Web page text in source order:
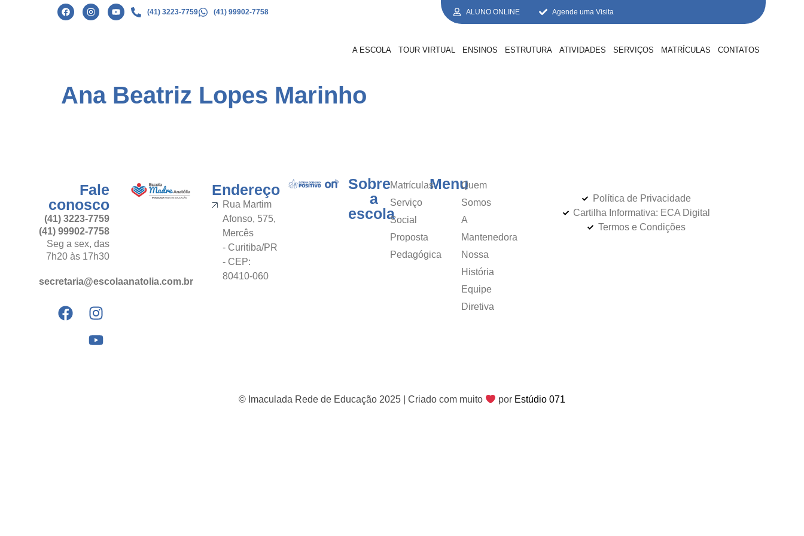
(41) 3223-7759 (41) 99902-7758 ALUNO ONLINE Agende uma Visita
A ESCOLA TOUR VIRTUAL ENSINOS ESTRUTURA ATIVIDADES SERVIÇOS MATRÍCULAS CONTATOS
Ana Beatriz Lopes Marinho
Fale
conosco
(41) 3223-7759
(41) 99902-7758
Seg a sex, das
7h20 às 17h30
secretaria@escolaanatolia.com.br
Endereço
Rua Martim
Afonso, 575,
Mercês
- Curitiba/PR
- CEP:
80410-060
Sobre
a
escola
Matrículas
Serviço
Social
Proposta
Pedagógica
MenuQuem
Somos
A
Mantenedora
Nossa
História
Equipe
Diretiva
Política de Privacidade
Cartilha Informativa: ECA Digital
Termos e Condições
© Imaculada Rede de Educação 2025 | Criado com muito por Estúdio 071